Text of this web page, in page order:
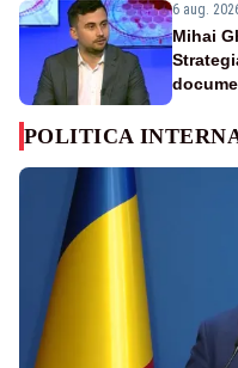
6 aug.
Mihai
POLITICA